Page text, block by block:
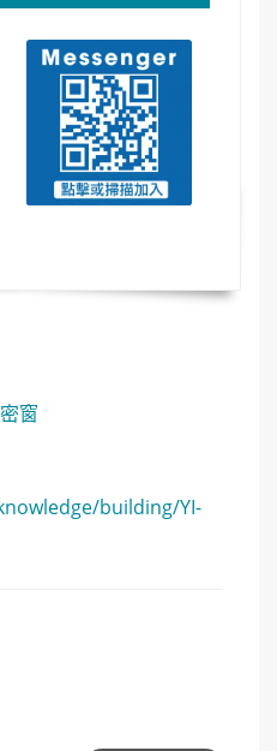
窗
building/YI-